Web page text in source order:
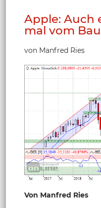
Apple: Auch
mal vom
von Manfred Ries
Von Manfred Ries